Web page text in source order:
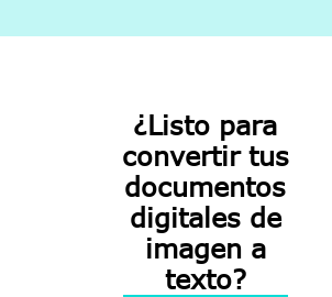
¿Listo para
convertir tus
documentos
digitales de
imagen a
texto?